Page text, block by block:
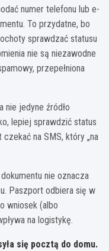
numer telefonu lub e-
To przydatne, bo
sprawdzać statusu
nie są niezawodne
przepełniona
nie jedyne źródło
lepiej sprawdzić status
na SMS, który „na
nie oznacza
Paszport odbiera się w
wniosek (albo
na logistykę.
się pocztą do domu.